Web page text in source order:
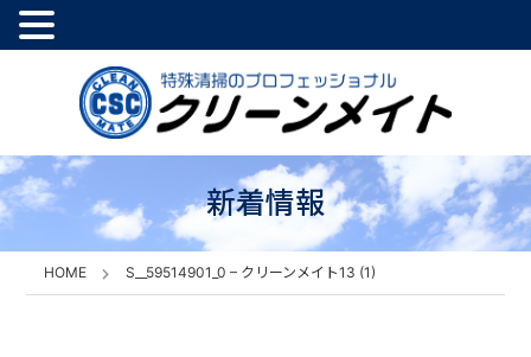
新着情報
HOME S__59514901_0 – クリーンメイト13 (1)